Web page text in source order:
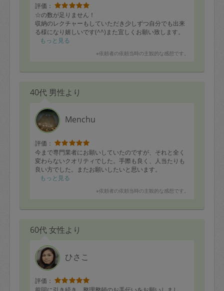
評価：
☆の数が足りません！
収納のレクチャーもしていただき少しずつ自分でも出来
る様になり嬉しいです(^^)また宜しくお願い致します。
もっと見る
※依頼者の依頼当時の主観的な感想です。
40代 男性より
Menchu
評価：
今まで専門業者にお願いしていたのですが、それと全く
変わらないクオリティでした。手際も良く、人当たりも
良い方でした。またお願いしたいと思います。
もっと見る
※依頼者の依頼当時の主観的な感想です。
60代 女性より
ひさこ
評価：